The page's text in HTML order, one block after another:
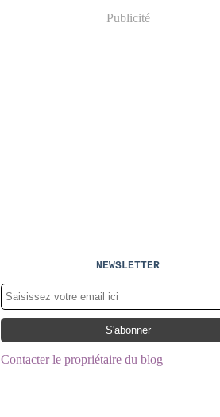
Publicité
NEWSLETTER
Contacter le propriétaire du blog